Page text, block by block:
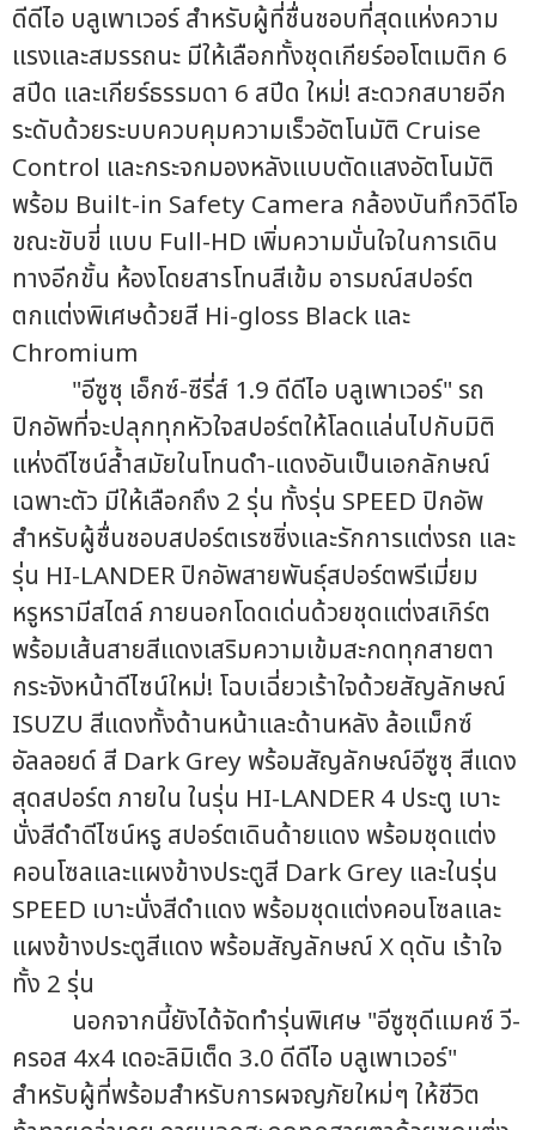
ดีดีไอ บลูเพาเวอร์ สำหรับผู้ที่ชื่นชอบที่สุดแห่งความ
แรงและสมรรถนะ มีให้เลือกทั้งชุดเกียร์ออโตเมติก 6
สปีด และเกียร์ธรรมดา 6 สปีด ใหม่! สะดวกสบายอีก
ระดับด้วยระบบควบคุมความเร็วอัตโนมัติ Cruise
Control และกระจกมองหลังแบบตัดแสงอัตโนมัติ
พร้อม Built-in Safety Camera กล้องบันทึกวิดีโอ
ขณะขับขี่ แบบ Full-HD เพิ่มความมั่นใจในการเดิน
ทางอีกขั้น ห้องโดยสารโทนสีเข้ม อารมณ์สปอร์ต
ตกแต่งพิเศษด้วยสี Hi-gloss Black และ
Chromium
"อีซูซุ เอ็กซ์-ซีรี่ส์ 1.9 ดีดีไอ บลูเพาเวอร์" รถ
ปิกอัพที่จะปลุกทุกหัวใจสปอร์ตให้โลดแล่นไปกับมิติ
แห่งดีไซน์ล้ำสมัยในโทนดำ-แดงอันเป็นเอกลักษณ์
เฉพาะตัว มีให้เลือกถึง 2 รุ่น ทั้งรุ่น SPEED ปิกอัพ
สำหรับผู้ชื่นชอบสปอร์ตเรซซิ่งและรักการแต่งรถ และ
รุ่น HI-LANDER ปิกอัพสายพันธุ์สปอร์ตพรีเมี่ยม
หรูหรามีสไตล์ ภายนอกโดดเด่นด้วยชุดแต่งสเกิร์ต
พร้อมเส้นสายสีแดงเสริมความเข้มสะกดทุกสายตา
กระจังหน้าดีไซน์ใหม่! โฉบเฉี่ยวเร้าใจด้วยสัญลักษณ์
ISUZU สีแดงทั้งด้านหน้าและด้านหลัง ล้อแม็กซ์
อัลลอยด์ สี Dark Grey พร้อมสัญลักษณ์อีซูซุ สีแดง
สุดสปอร์ต ภายใน ในรุ่น HI-LANDER 4 ประตู เบาะ
นั่งสีดำดีไซน์หรู สปอร์ตเดินด้ายแดง พร้อมชุดแต่ง
คอนโซลและแผงข้างประตูสี Dark Grey และในรุ่น
SPEED เบาะนั่งสีดำแดง พร้อมชุดแต่งคอนโซลและ
แผงข้างประตูสีแดง พร้อมสัญลักษณ์ X ดุดัน เร้าใจ
ทั้ง 2 รุ่น
นอกจากนี้ยังได้จัดทำรุ่นพิเศษ "อีซูซุดีแมคซ์ วี-
ครอส 4x4 เดอะลิมิเต็ด 3.0 ดีดีไอ บลูเพาเวอร์"
สำหรับผู้ที่พร้อมสำหรับการผจญภัยใหม่ๆ ให้ชีวิต